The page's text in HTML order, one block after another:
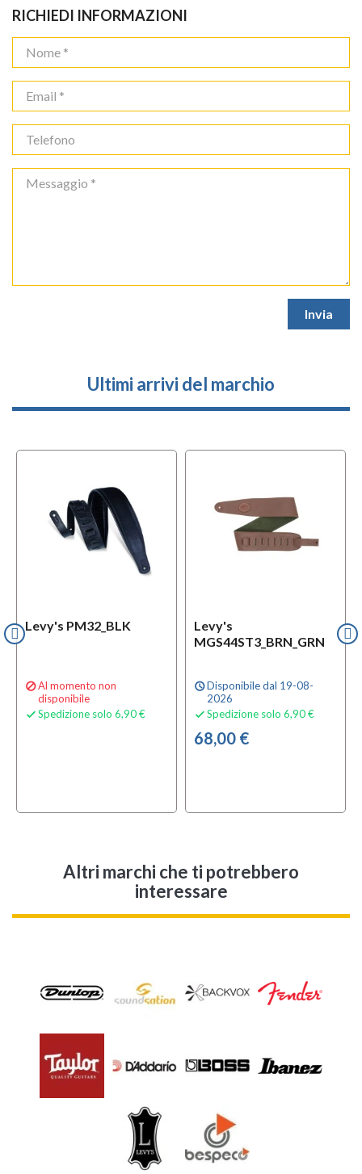
RICHIEDI INFORMAZIONI
Ultimi arrivi del marchio
Levy's PM32_BLK
Al momento non
disponibile
 Spedizione solo 6,90 €
Levy's
MGS44ST3_BRN_GRN
scheduleDisponibile dal 19-08-
2026
 Spedizione solo 6,90 €
68,00 €
Altri marchi che ti potrebbero
interessare